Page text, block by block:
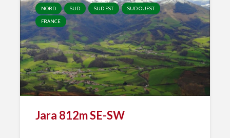
NORD SUD SUD EST
SUD OUEST
FRANCE
Jara 812m SE-SW